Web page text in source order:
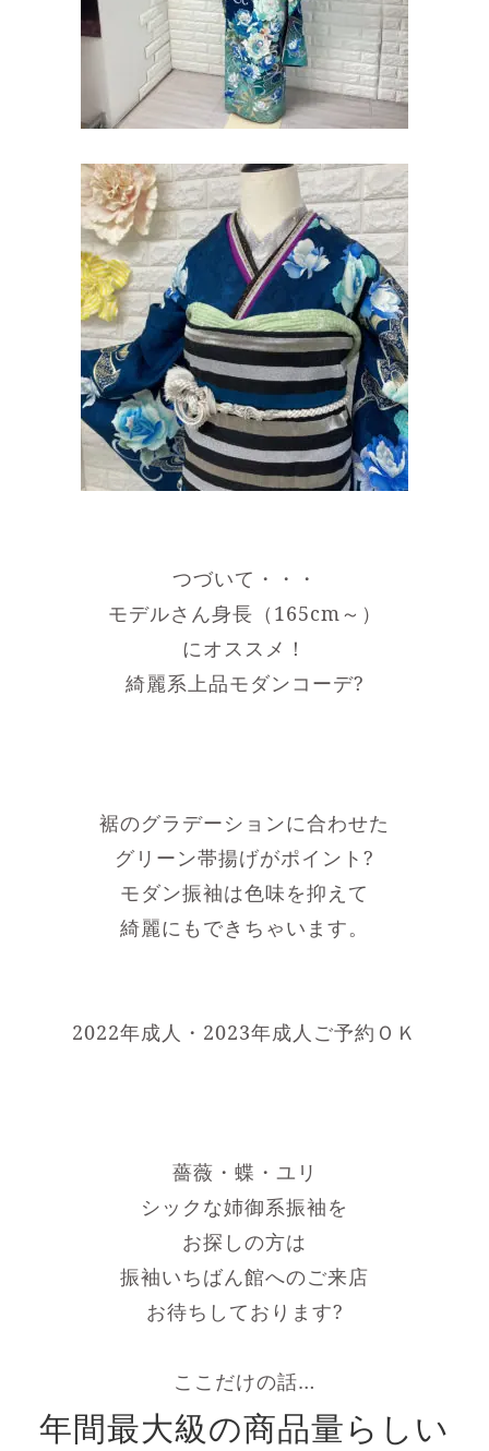
つづいて・・・
モデルさん身長（165cm～）
にオススメ！
綺麗系上品モダンコーデ?
裾のグラデーションに合わせた
グリーン帯揚げがポイント?
モダン振袖は色味を抑えて
綺麗にもできちゃいます。
2022年成人・2023年成人ご予約ＯＫ
薔薇・蝶・ユリ
シックな姉御系振袖を
お探しの方は
振袖いちばん館へのご来店
お待ちしております?
ここだけの話…
年間最大級の商品量らしい